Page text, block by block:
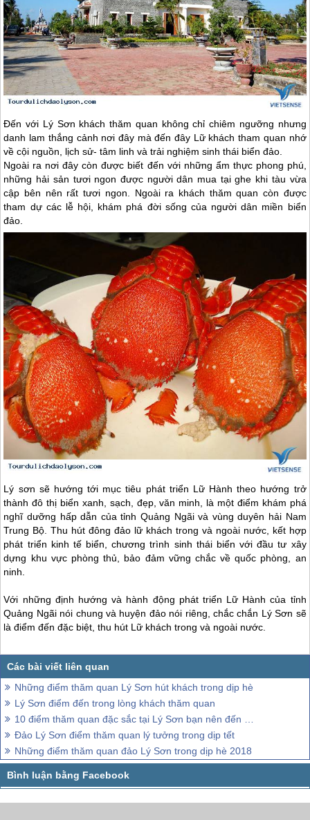
Đến với Lý Sơn khách thăm quan không chỉ chiêm ngưỡng nhưng
danh lam thắng cảnh nơi đây mà đến đây Lữ khách tham quan nhớ
về cội nguồn, lịch sử- tâm linh và trải nghiệm sinh thái biển đảo.
Ngoài ra nơi đây còn được biết đến với những ẩm thực phong phú,
những hải sản tươi ngon được người dân mua tại ghe khi tàu vừa
cập bên nên rất tươi ngon. Ngoài ra khách thăm quan còn được
tham dự các lễ hội, khám phá đời sống của người dân miền biển
đảo.
Lý sơn sẽ hướng tới mục tiêu phát triển Lữ Hành theo hướng trở
thành đô thị biển xanh, sạch, đẹp, văn minh, là một điểm khám phá
nghĩ dưỡng hấp dẫn của tỉnh Quảng Ngãi và vùng duyên hải Nam
Trung Bộ. Thu hút đông đảo lữ khách trong và ngoài nước, kết hợp
phát triển kinh tế biển, chương trình sinh thái biển với đầu tư xây
dựng khu vực phòng thủ, bảo đảm vững chắc về quốc phòng, an
ninh.
Với những định hướng và hành động phát triển Lữ Hành của tỉnh
Quảng Ngãi nói chung và huyện đảo nói riêng, chắc chắn Lý Sơn sẽ
là điểm đến đặc biệt, thu hút Lữ khách trong và ngoài nước.
Những điểm thăm quan Lý Sơn hút khách trong dịp hè
Lý Sơn điểm đến trong lòng khách thăm quan
10 điểm thăm quan đặc sắc tại Lý Sơn bạn nên đến 1 lần trong đời
Đảo Lý Sơn điểm thăm quan lý tưởng trong dịp tết
Những điểm thăm quan đảo Lý Sơn trong dịp hè 2018